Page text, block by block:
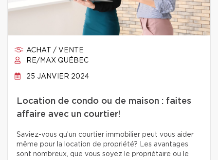
ACHAT / VENTE
RE/MAX QUÉBEC
25 JANVIER 2024
Location de condo ou de maison : faites
affaire avec un courtier!
Saviez-vous qu’un courtier immobilier peut vous aider
même pour la location de propriété? Les avantages
sont nombreux, que vous soyez le propriétaire ou le